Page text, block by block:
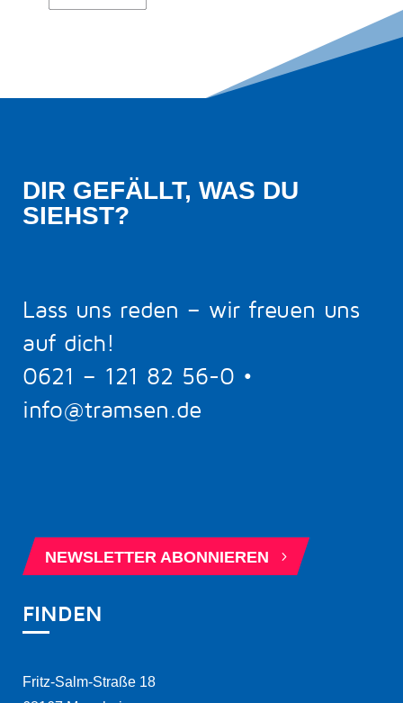
DIR GEFÄLLT, WAS DU
SIEHST?
Lass uns reden – wir freuen uns
auf dich!
0621 – 121 82 56-0 •
info@tramsen.de
NEWSLETTER ABONNIEREN 5
FINDEN
Fritz-Salm-Straße 18